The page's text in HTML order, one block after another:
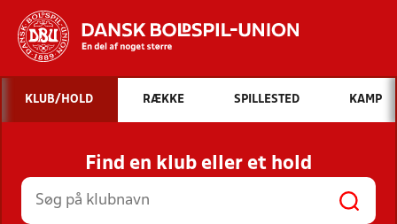
Hvad vil du søge efter?
INDHOLD OG NYHEDER
STILLINGER, RESULTATER, KLUBBER OG
HOLD
KLUB/HOLD RÆKKE SPILLESTED KAMP
Find en klub eller et hold